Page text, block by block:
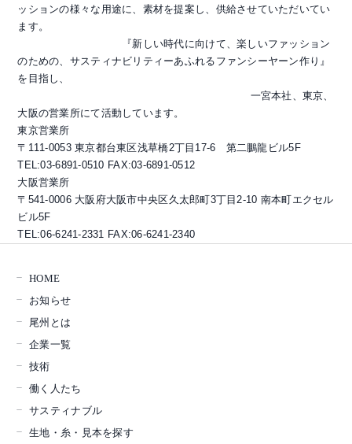
ッションの様々な用途に、素材を提案し、供給させていただいてい
ます。
『新しい時代に向けて、楽しいファッション
のための、サスティナビリティーあふれるファンシーヤーン作り』
を目指し、
一宮本社、東京、
大阪の営業所にて活動しています。
東京営業所
〒111-0053 東京都台東区浅草橋2丁目17-6 第二鵬龍ビル5F
TEL:03-6891-0510 FAX:03-6891-0512
大阪営業所
〒541-0006 大阪府大阪市中央区久太郎町3丁目2-10 南本町エクセル
ビル5F
TEL:06-6241-2331 FAX:06-6241-2340
HOME
お知らせ
尾州とは
企業一覧
技術
働く人たち
サスティナブル
生地・糸・見本を探す